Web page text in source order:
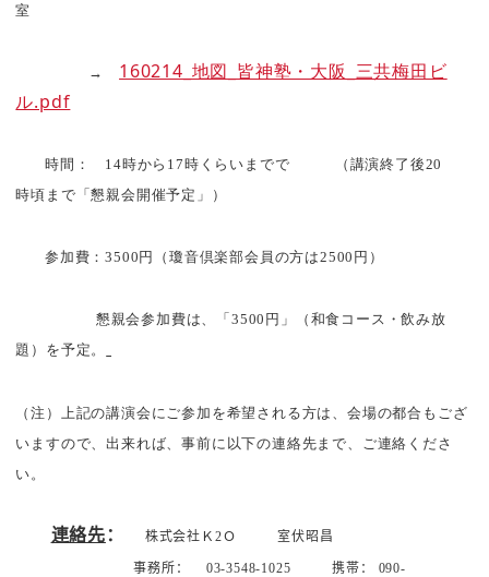
室
→ 160214_地図_皆神塾・大阪_三共梅田ビ
ル.pdf
時間： 14時から 17 時くらいまでで （講演終了後20
時頃まで「懇親会開催予定」）
参加費：3500 円（瓊音倶楽部会員の方は2500 円）
懇親会参加費は、「 3500 円」（和食コース・飲み放
題）を予定。
（注）上記の講演会にご参加を希望される方は、会場の都合もござ
いますので、出来れば、事前に以下の連絡先まで、ご連絡くださ
い。
連絡先 ： 株式会社Ｋ 2Ｏ 室伏昭昌
事務所： 03-3548-1025 携帯： 090-